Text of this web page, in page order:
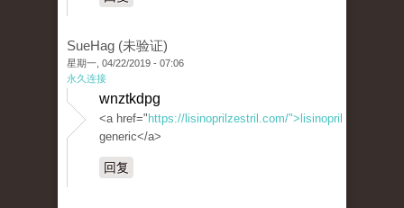
SueHag (未验证)
星期一, 04/22/2019 - 07:06
永久连接
wnztkdpg
<a href=" https://lisinoprilzestril.com/">lisinopril
generic</a>
回复